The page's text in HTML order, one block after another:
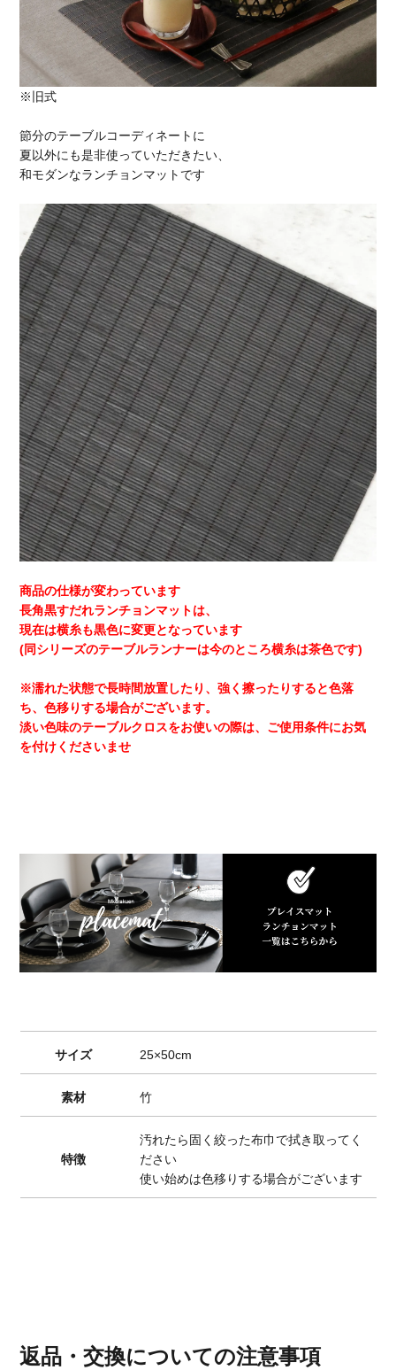
※旧式
節分のテーブルコーディネートに
夏以外にも是非使っていただきたい、
和モダンなランチョンマットです
商品の仕様が変わっています
長角黒すだれランチョンマットは、
現在は横糸も黒色に変更となっています
(同シリーズのテーブルランナーは今のところ横糸は茶色です)
※濡れた状態で長時間放置したり、強く擦ったりすると色落
ち、色移りする場合がございます。
淡い色味のテーブルクロスをお使いの際は、ご使用条件にお気
を付けくださいませ
サイズ 25×50cm
素材 竹
特徴
汚れたら固く絞った布巾で拭き取ってく
ださい
使い始めは色移りする場合がございます
返品・交換についての注意事項